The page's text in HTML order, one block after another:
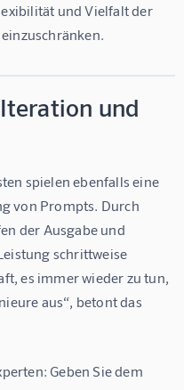
und Vielfalt der
und
spielen ebenfalls eine
von Prompts. Durch
der Ausgabe und
schrittweise
es immer wieder zu tun,
aus“, betont das
Geben Sie dem